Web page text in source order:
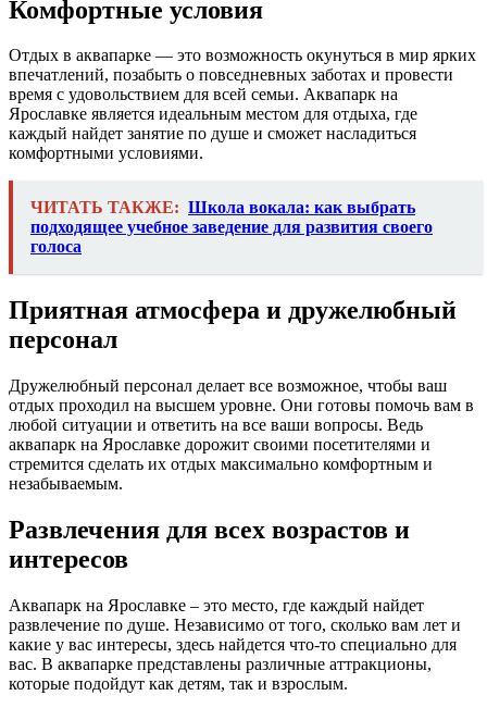
Комфортные условия
Отдых в аквапарке — это возможность окунуться в мир ярких
впечатлений, позабыть о повседневных заботах и провести
время с удовольствием для всей семьи. Аквапарк на
Ярославке является идеальным местом для отдыха, где
каждый найдет занятие по душе и сможет насладиться
комфортными условиями.
ЧИТАТЬ ТАКЖЕ: Школа вокала: как выбрать
подходящее учебное заведение для развития своего
голоса
Приятная атмосфера и дружелюбный
персонал
Дружелюбный персонал делает все возможное, чтобы ваш
отдых проходил на высшем уровне. Они готовы помочь вам в
любой ситуации и ответить на все ваши вопросы. Ведь
аквапарк на Ярославке дорожит своими посетителями и
стремится сделать их отдых максимально комфортным и
незабываемым.
Развлечения для всех возрастов и
интересов
Аквапарк на Ярославке – это место, где каждый найдет
развлечение по душе. Независимо от того, сколько вам лет и
какие у вас интересы, здесь найдется что-то специально для
вас. В аквапарке представлены различные аттракционы,
которые подойдут как детям, так и взрослым.